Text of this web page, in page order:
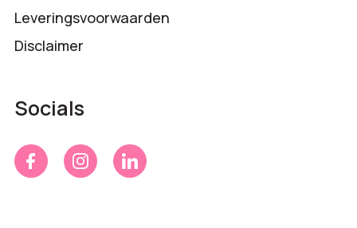
Leveringsvoorwaarden
Disclaimer
Socials